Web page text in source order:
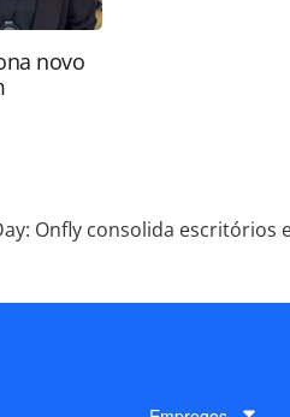
novo
Onfly consolida